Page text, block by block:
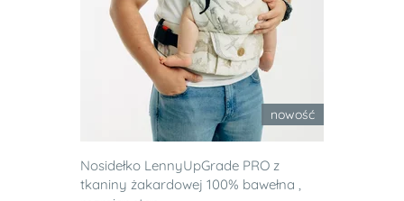
nowość
Nosidełko LennyUpGrade PRO z
tkaniny żakardowej 100% bawełna ,